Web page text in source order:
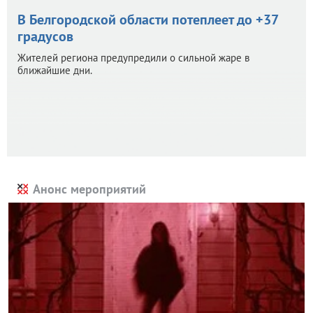
В Белгородской области потеплеет до +37
градусов
Жителей региона предупредили о сильной жаре в
ближайшие дни.
Анонс мероприятий